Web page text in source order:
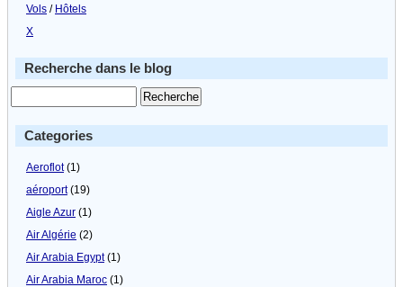
Vols / Hôtels
X
Recherche dans le blog
Categories
Aeroflot(1)
aéroport(19)
Aigle Azur (1)
Air Algérie (2)
Air Arabia Egypt(1)
Air Arabia Maroc (1)